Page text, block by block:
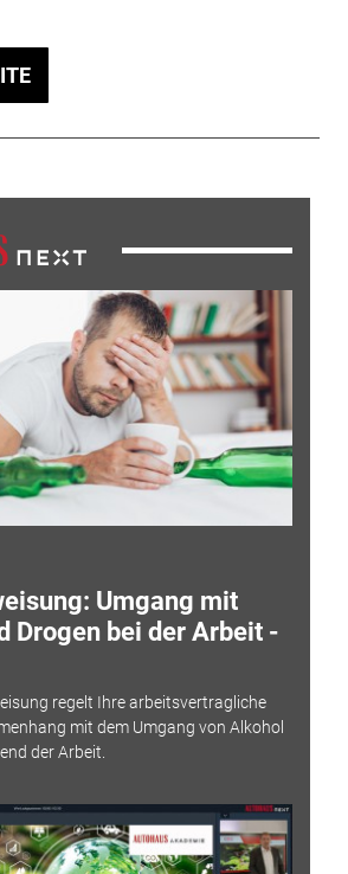
Umgang mit
Drogen bei der Arbeit -
regelt Ihre arbeitsvertragliche
mit dem Umgang von Alkohol
der Arbeit.